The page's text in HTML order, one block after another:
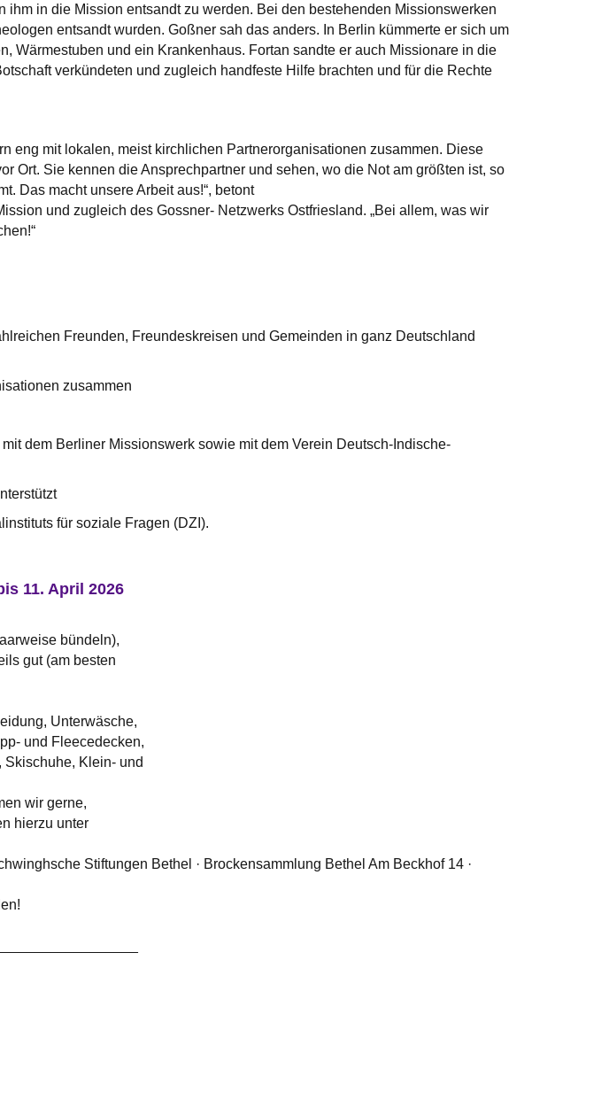
ihm in die Mission entsandt zu werden. Bei den bestehenden Missionswerken
entsandt wurden. Goßner sah das anders. In Berlin kümmerte er sich um
Wärmestuben und ein Krankenhaus. Fortan sandte er auch Missionare in die
verkündeten und zugleich handfeste Hilfe brachten und für die Rechte
eng mit lokalen, meist kirchlichen Partnerorganisationen zusammen. Diese
Ort. Sie kennen die Ansprechpartner und sehen, wo die Not am größten ist, so
Das macht unsere Arbeit aus!“, betont
und zugleich des Gossner- Netzwerks Ostfriesland. „Bei allem, was wir
Freunden, Freundeskreisen und Gemeinden in ganz Deutschland
zusammen
dem Berliner Missionswerk sowie mit dem Verein Deutsch-Indische-
für soziale Fragen (DZI).
11. April 2026
bündeln),
gut (am besten
Unterwäsche,
und Fleecedecken,
Klein- und
wir gerne,
hierzu unter
Stiftungen Bethel · Brockensammlung Bethel Am Beckhof 14 ·